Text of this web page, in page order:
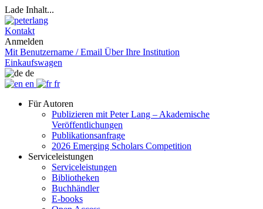
Lade Inhalt...
Kontakt
Anmelden
Mit Benutzername / Email Über Ihre Institution
Einkaufswagen
de
en
fr
Für Autoren
Publizieren mit Peter Lang – Akademische
Veröffentlichungen
Publikationsanfrage
2026 Emerging Scholars Competition
Serviceleistungen
Serviceleistungen
Bibliotheken
Buchhändler
E-books